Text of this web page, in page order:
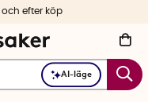
AI-läge
och efter köp